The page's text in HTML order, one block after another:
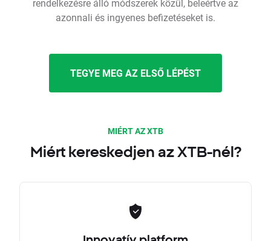
rendelkezésre álló módszerek közül, beleértve az
azonnali és ingyenes befizetéseket is.
TEGYE MEG AZ ELSŐ LÉPÉST
MIÉRT AZ XTB
Miért kereskedjen az XTB-nél?